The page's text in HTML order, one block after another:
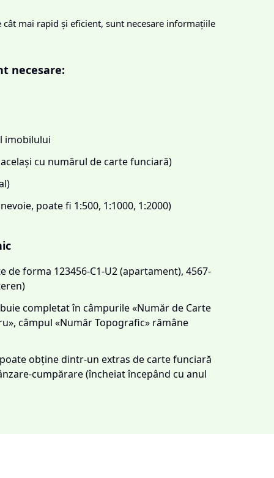
cât mai rapid și eficient, sunt necesare informațiile
necesare:
imobilului
cu numărul de carte funciară)
poate fi 1:500, 1:1000, 1:2000)
forma 123456-C1-U2 (apartament), 4567-
completat în câmpurile «Număr de Carte
câmpul «Număr Topografic» rămâne
obține dintr-un extras de carte funciară
cumpărare (încheiat începând cu anul